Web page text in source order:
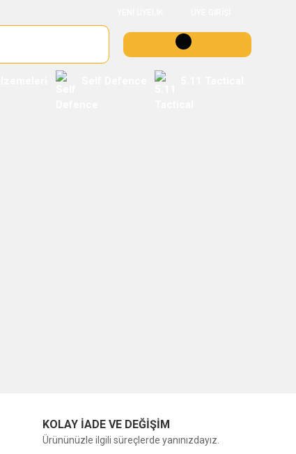
KOLAY İADE VE DEĞİŞİM
Ürününüzle ilgili süreçlerde yanınızdayız.